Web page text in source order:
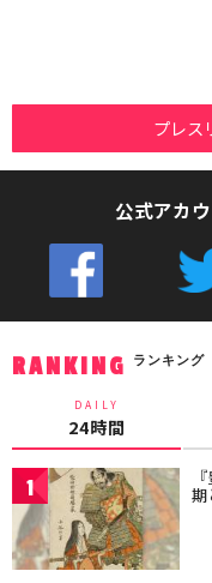
プレス
公式アカ
RANKING ランキング
DAILY
24時間
1 期